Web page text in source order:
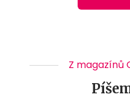
Z magazínů